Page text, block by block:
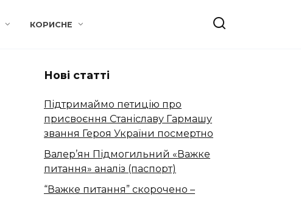
КОРИСНЕ
Нові статті
Підтримаймо петицію про
присвоєння Станіславу Гармашу
звання Героя України посмертно
Валер’ян Підмогильний «Важке
питання» аналіз (паспорт)
“Важке питання” скорочено –